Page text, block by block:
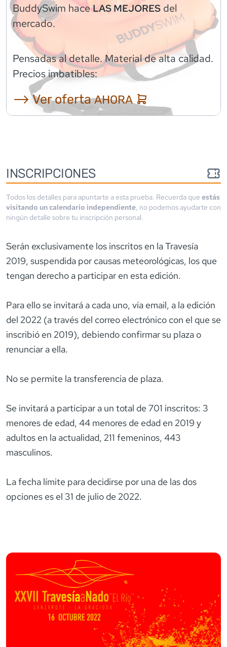
BuddySwim haceLAS MEJORES del
mercado.
Pensadas al detalle. Material de alta calidad.
Precios imbatibles:
⟶ Ver ofertaAHORA
INSCRIPCIONES
Todos los detalles para apuntarte a esta prueba. Recuerda que estás
visitando un calendario independiente, no podemos ayudarte con
ningún detalle sobre tu inscripción personal.
Serán exclusivamente los inscritos en la Travesía
2019, suspendida por causas meteorológicas, los que
tengan derecho a participar en esta edición.
Para ello se invitará a cada uno, vía email, a la edición
del 2022 (a través del correo electrónico con el que se
inscribió en 2019), debiendo confirmar su plaza o
renunciar a ella.
No se permite la transferencia de plaza.
Se invitará a participar a un total de 701 inscritos: 3
menores de edad, 44 menores de edad en 2019 y
adultos en la actualidad, 211 femeninos, 443
masculinos.
La fecha límite para decidirse por una de las dos
opciones es el 31 de julio de 2022.